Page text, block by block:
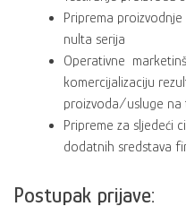
Priprema
nulta serija
Operativne
komercijalizaciju
proizvoda/usluge na
Pripreme za sljedeći
dodatnih sredstava
Postupak prijave: